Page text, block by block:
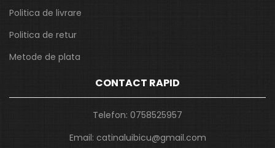
Politica de livrare
Politica de retur
Metode de plata
CONTACT RAPID
Telefon: 0758525957
Email: catinaluibicu@gmail.com